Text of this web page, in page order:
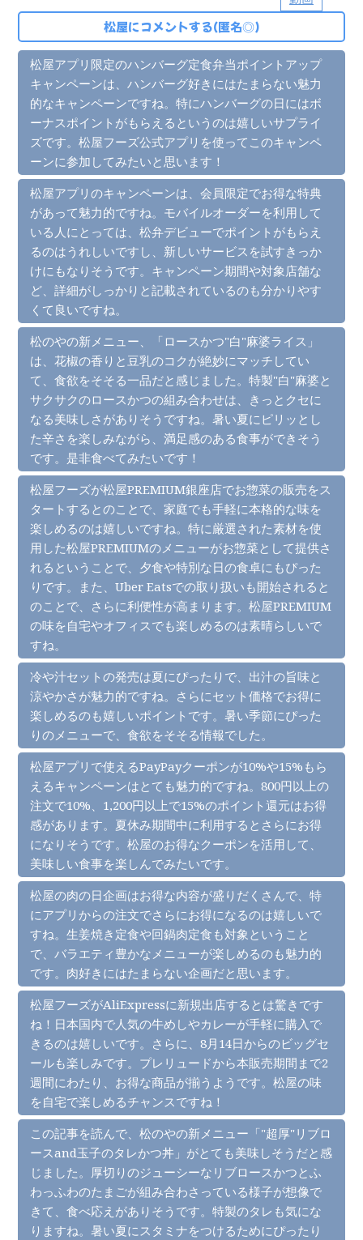
松屋にコメントする(匿名◎)
松屋アプリ限定のハンバーグ定食弁当ポイントアップ
キャンペーンは、ハンバーグ好きにはたまらない魅力
的なキャンペーンですね。特にハンバーグの日にはボ
ーナスポイントがもらえるというのは嬉しいサプライ
ズです。松屋フーズ公式アプリを使ってこのキャンペ
ーンに参加してみたいと思います！
松屋アプリのキャンペーンは、会員限定でお得な特典
があって魅力的ですね。モバイルオーダーを利用して
いる人にとっては、松弁デビューでポイントがもらえ
るのはうれしいですし、新しいサービスを試すきっか
けにもなりそうです。キャンペーン期間や対象店舗な
ど、詳細がしっかりと記載されているのも分かりやす
くて良いですね。
松のやの新メニュー、「ロースかつ"白"麻婆ライス」
は、花椒の香りと豆乳のコクが絶妙にマッチしてい
て、食欲をそそる一品だと感じました。特製"白"麻婆と
サクサクのロースかつの組み合わせは、きっとクセに
なる美味しさがありそうですね。暑い夏にピリッとし
た辛さを楽しみながら、満足感のある食事ができそう
です。是非食べてみたいです！
松屋フーズが松屋PREMIUM銀座店でお惣菜の販売をス
タートするとのことで、家庭でも手軽に本格的な味を
楽しめるのは嬉しいですね。特に厳選された素材を使
用した松屋PREMIUMのメニューがお惣菜として提供さ
れるということで、夕食や特別な日の食卓にもぴった
りです。また、Uber Eatsでの取り扱いも開始されると
のことで、さらに利便性が高まります。松屋PREMIUM
の味を自宅やオフィスでも楽しめるのは素晴らしいで
すね。
冷や汁セットの発売は夏にぴったりで、出汁の旨味と
涼やかさが魅力的ですね。さらにセット価格でお得に
楽しめるのも嬉しいポイントです。暑い季節にぴった
りのメニューで、食欲をそそる情報でした。
松屋アプリで使えるPayPayクーポンが10%や15%もら
えるキャンペーンはとても魅力的ですね。800円以上の
注文で10%、1,200円以上で15%のポイント還元はお得
感があります。夏休み期間中に利用するとさらにお得
になりそうです。松屋のお得なクーポンを活用して、
美味しい食事を楽しんでみたいです。
松屋の肉の日企画はお得な内容が盛りだくさんで、特
にアプリからの注文でさらにお得になるのは嬉しいで
すね。生姜焼き定食や回鍋肉定食も対象ということ
で、バラエティ豊かなメニューが楽しめるのも魅力的
です。肉好きにはたまらない企画だと思います。
松屋フーズがAliExpressに新規出店するとは驚きです
ね！日本国内で人気の牛めしやカレーが手軽に購入で
きるのは嬉しいです。さらに、8月14日からのビッグセ
ールも楽しみです。プレリュードから本販売期間まで2
週間にわたり、お得な商品が揃うようです。松屋の味
を自宅で楽しめるチャンスですね！
この記事を読んで、松のやの新メニュー「"超厚"リブロ
ースand玉子のタレかつ丼」がとても美味しそうだと感
じました。厚切りのジューシーなリブロースかつとふ
わっふわのたまごが組み合わさっている様子が想像で
きて、食べ応えがありそうです。特製のタレも気にな
りますね。暑い夏にスタミナをつけるためにぴったり